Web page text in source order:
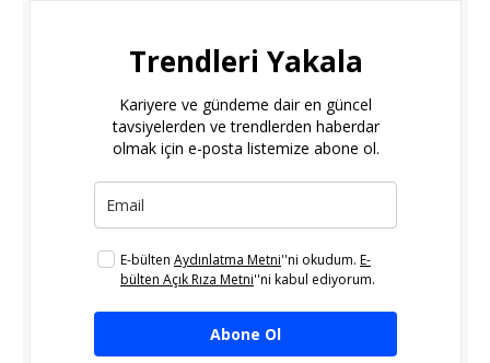
Trendleri Yakala
Kariyere ve gündeme dair en güncel
tavsiyelerden ve trendlerden haberdar
olmak için e-posta listemize abone ol.
E-bülten Aydınlatma Metni''ni okudum. E-
bülten Açık Rıza Metni''ni kabul ediyorum.
Abone Ol